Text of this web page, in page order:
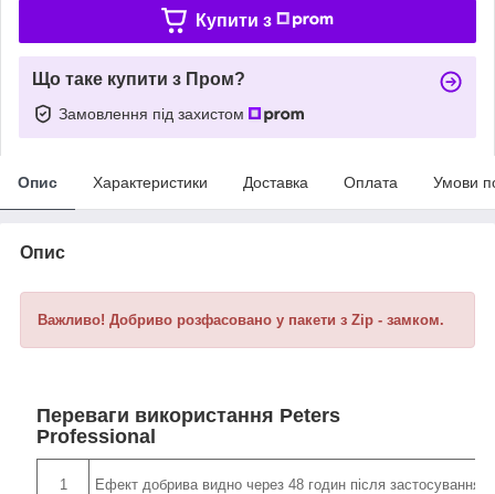
Купити з
Що таке купити з Пром?
Замовлення під захистом
Опис Характеристики Доставка Оплата Умови
Опис
Важливо! Добриво розфасовано у пакети з Zip - замком.
Переваги використання Peters
Professional
1 Ефект добрива видно через 48 годин після застосування